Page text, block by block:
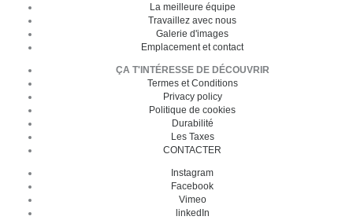
La meilleure équipe
Travaillez avec nous
Galerie d'images
Emplacement et contact
ÇA T'INTÉRESSE DE DÉCOUVRIR
Termes et Conditions
Privacy policy
Politique de cookies
Durabilité
Les Taxes
CONTACTER
Instagram
Facebook
Vimeo
linkedIn